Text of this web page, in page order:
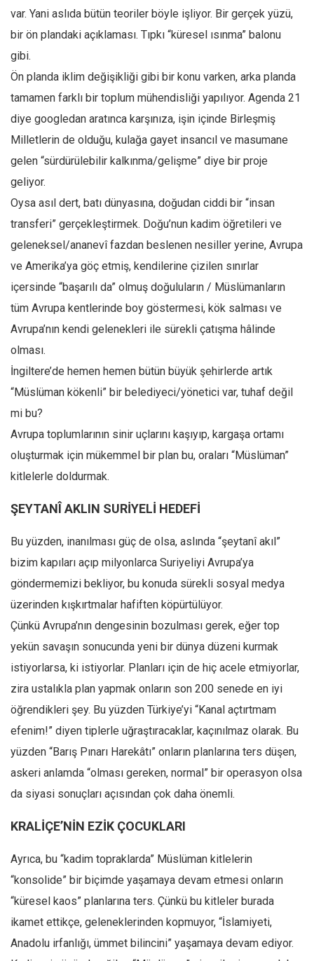
7 soruda bu hafta
Ekonomi
Manzara
Sağlık
Gıda-Beslenme
Siyaset
Dünya
Avrupa
Asya
Afrika
İslam Dünyası
Amerika
Düşünce
Dosyalar
var. Yani aslıda bütün teoriler böyle işliyor. Bir gerçek yüzü,
bir ön plandaki açıklaması. Tıpkı “küresel ısınma” balonu
gibi.
Ön planda iklim değişikliği gibi bir konu varken, arka planda
tamamen farklı bir toplum mühendisliği yapılıyor. Agenda 21
diye googledan aratınca karşınıza, işin içinde Birleşmiş
Milletlerin de olduğu, kulağa gayet insancıl ve masumane
gelen “sürdürülebilir kalkınma/gelişme” diye bir proje
geliyor.
Oysa asıl dert, batı dünyasına, doğudan ciddi bir “insan
transferi” gerçekleştirmek. Doğu’nun kadim öğretileri ve
geleneksel/ananevî fazdan beslenen nesiller yerine, Avrupa
ve Amerika’ya göç etmiş, kendilerine çizilen sınırlar
içersinde “başarılı da” olmuş doğuluların / Müslümanların
tüm Avrupa kentlerinde boy göstermesi, kök salması ve
Avrupa’nın kendi gelenekleri ile sürekli çatışma hâlinde
olması.
İngiltere’de hemen hemen bütün büyük şehirlerde artık
“Müslüman kökenli” bir belediyeci/yönetici var, tuhaf değil
mi bu?
Avrupa toplumlarının sinir uçlarını kaşıyıp, kargaşa ortamı
oluşturmak için mükemmel bir plan bu, oraları “Müslüman”
kitlelerle doldurmak.
ŞEYTANÎ AKLIN SURİYELİ HEDEFİ
Bu yüzden, inanılması güç de olsa, aslında “şeytanî akıl”
bizim kapıları açıp milyonlarca Suriyeliyi Avrupa’ya
göndermemizi bekliyor, bu konuda sürekli sosyal medya
üzerinden kışkırtmalar hafiften köpürtülüyor.
Çünkü Avrupa’nın dengesinin bozulması gerek, eğer top
yekün savaşın sonucunda yeni bir dünya düzeni kurmak
istiyorlarsa, ki istiyorlar. Planları için de hiç acele etmiyorlar,
zira ustalıkla plan yapmak onların son 200 senede en iyi
öğrendikleri şey. Bu yüzden Türkiye’yi “Kanal açtırtmam
efenim!” diyen tiplerle uğraştıracaklar, kaçınılmaz olarak. Bu
yüzden “Barış Pınarı Harekâtı” onların planlarına ters düşen,
askeri anlamda “olması gereken, normal” bir operasyon olsa
da siyasi sonuçları açısından çok daha önemli.
KRALİÇE’NİN EZİK ÇOCUKLARI
Ayrıca, bu “kadim topraklarda” Müslüman kitlelerin
“konsolide” bir biçimde yaşamaya devam etmesi onların
“küresel kaos” planlarına ters. Çünkü bu kitleler burada
ikamet ettikçe, geleneklerinden kopmuyor, “İslamiyeti,
Anadolu irfanlığı, ümmet bilincini” yaşamaya devam ediyor.